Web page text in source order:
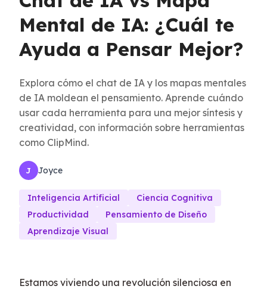
Mental de IA: ¿Cuál te
Ayuda a Pensar Mejor?
Explora cómo el chat de IA y los mapas mentales
de IA moldean el pensamiento. Aprende cuándo
usar cada herramienta para una mejor síntesis y
creatividad, con información sobre herramientas
como ClipMind.
J Joyce
Inteligencia Artificial
Ciencia Cognitiva
Productividad
Pensamiento de Diseño
Aprendizaje Visual
Estamos viviendo una revolución silenciosa en